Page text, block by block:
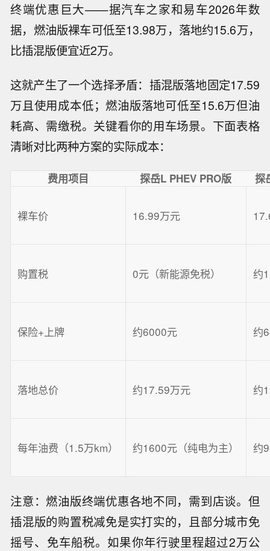
终端优惠巨大——据汽车之家和易车2026年数
据，燃油版裸车可低至13.98万，落地约15.6万，
比插混版便宜近2万。
这就产生了一个选择矛盾：插混版落地固定17.59
万且使用成本低；燃油版落地可低至15.6万但油
耗高、需缴税。关键看你的用车场景。下面表格
清晰对比两种方案的实际成本：
费用项目 探岳L PHEV PRO版 探
裸车价 16.99万元
购置税 0元（新能源免税） 约
保险+上牌 约6000元 约
落地总价 约17.59万元 约
每年油费（1.5万km） 约1600元（纯电为主） 约
注意：燃油版终端优惠各地不同，需到店谈。但
插混版的购置税减免是实打实的，且部分城市免
摇号、免车船税。如果你年行驶里程超过2万公